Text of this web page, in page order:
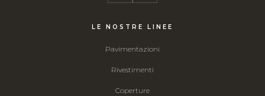
LE NOSTRE LINEE
Pavimentazioni
Rivestimenti
Coperture